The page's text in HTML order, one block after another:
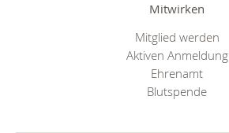
Mitwirken
Mitglied werden
Aktiven Anmeldung
Ehrenamt
Blutspende